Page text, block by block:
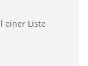
einer Liste